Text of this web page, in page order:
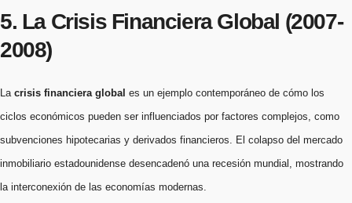
5. La Crisis Financiera Global (2007-
2008)
La crisis financiera global es un ejemplo contemporáneo de cómo los
ciclos económicos pueden ser influenciados por factores complejos, como
subvenciones hipotecarias y derivados financieros. El colapso del mercado
inmobiliario estadounidense desencadenó una recesión mundial, mostrando
la interconexión de las economías modernas.